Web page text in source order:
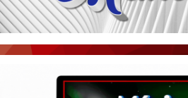
BLOGS & COLUNAS
AGÊNCIA DE NOTÍCIAS
CNN BRASIL